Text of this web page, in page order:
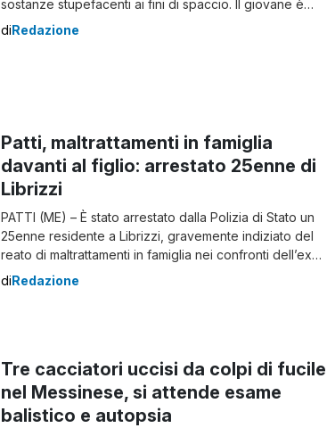
sostanze stupefacenti ai fini di spaccio. Il giovane è
stato colto in flagranza di reato nell’ambito di mirati
diRedazione
Patti, maltrattamenti in famiglia
davanti al figlio: arrestato 25enne di
Librizzi
PATTI (ME) – È stato arrestato dalla Polizia di Stato un
25enne residente a Librizzi, gravemente indiziato del
reato di maltrattamenti in famiglia nei confronti dell’ex
compagna convivente, episodi che sarebbero
diRedazione
Tre cacciatori uccisi da colpi di fucile
nel Messinese, si attende esame
balistico e autopsia